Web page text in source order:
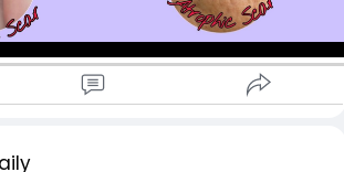
မာရွတ်ချိုင့်ဝှမ်း)
ဝင်သွားတဲ့ အမာရွတ်မျိုးပါ... ငယ်တုန်းက
န်ခဲ့တာတို့၊ အတွင်းဖက်ကိုထိုးဝင်သွားတဲ့
လေ့ရှိပါတယ်။
လဲကြောင့် ဝက်ခြံတစ်ပုံကြီးထွက်လာတာတို့၊